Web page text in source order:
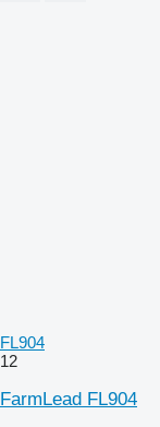
FL904
12
FarmLead FL904